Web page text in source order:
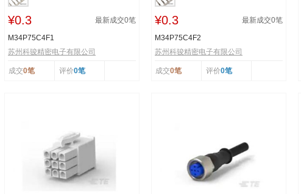
¥0.3 最新成交0笔
M34P75C4F1
苏州科骏精密电子有限公司
成交0笔 评价0笔
¥0.3 最新成交0笔
M34P75C4F2
苏州科骏精密电子有限公司
成交0笔 评价0笔